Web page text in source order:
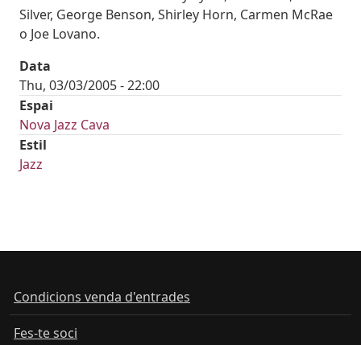
Silver, George Benson, Shirley Horn, Carmen McRae
o Joe Lovano.
Data
Thu, 03/03/2005 - 22:00
Espai
Nova Jazz Cava
Estil
Jazz
Condicions venda d'entrades
Fes-te soci